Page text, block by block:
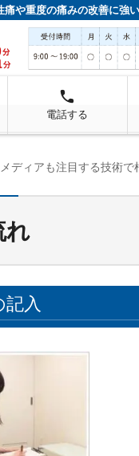
痛や重度の痛みの改善に強
local_phone
電話する
れ
入